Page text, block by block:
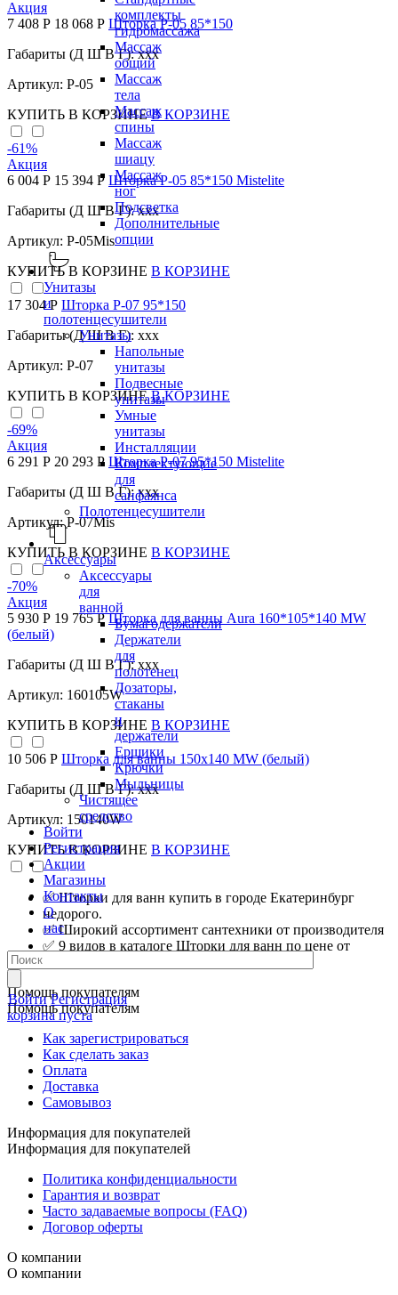
комплекты
гидромассажа
Массаж
общий
Массаж
тела
Массаж
спины
Массаж
шиацу
Массаж
ног
Подсветка
Дополнительные
опции
Унитазы
и
полотенцесушители
Унитазы
Напольные
унитазы
Подвесные
унитазы
Умные
унитазы
Инсталляции
Комплектующие
для
санфаянса
Полотенцесушители
Аксессуары
Аксессуары
для
ванной
Бумагодержатели
Держатели
для
полотенец
Дозаторы,
стаканы
и
держатели
Ершики
Крючки
Мыльницы
Чистящее
средство
Войти
Регистрация
Акции
Магазины
Контакты
О
нас
Войти Регистрация
корзина пуста
Акция
7 408 Р 18 068 Р Шторка P-05 85*150
Габариты (Д Ш В Г): xxx
Артикул: P-05
КУПИТЬ В КОРЗИНЕ В КОРЗИНЕ
-61%
Акция
6 004 Р 15 394 Р Шторка P-05 85*150 Mistelite
Габариты (Д Ш В Г): xxx
Артикул: P-05Mis
КУПИТЬ В КОРЗИНЕ В КОРЗИНЕ
17 304 Р Шторка P-07 95*150
Габариты (Д Ш В Г): xxx
Артикул: Р-07
КУПИТЬ В КОРЗИНЕ В КОРЗИНЕ
-69%
Акция
6 291 Р 20 293 Р Шторка P-07 95*150 Mistelite
Габариты (Д Ш В Г): xxx
Артикул: Р-07Mis
КУПИТЬ В КОРЗИНЕ В КОРЗИНЕ
-70%
Акция
5 930 Р 19 765 РШторка для ванны Aura 160*105*140 MW
(белый)
Габариты (Д Ш В Г): xxx
Артикул: 160105W
КУПИТЬ В КОРЗИНЕ В КОРЗИНЕ
10 506 Р Шторка для ванны 150х140 МW (белый)
Габариты (Д Ш В Г): xxx
Артикул: 150140W
КУПИТЬ В КОРЗИНЕ В КОРЗИНЕ
✅ Шторки для ванн купить в городе Екатеринбург
недорого.
✅ Широкий ассортимент сантехники от производителя
✅ 9 видов в каталоге Шторки для ванн по цене от
Помощь покупателям
Помощь покупателям
Как зарегистрироваться
Как сделать заказ
Оплата
Доставка
Самовывоз
Информация для покупателей
Информация для покупателей
Политика конфиденциальности
Гарантия и возврат
Часто задаваемые вопросы (FAQ)
Договор оферты
О компании
О компании